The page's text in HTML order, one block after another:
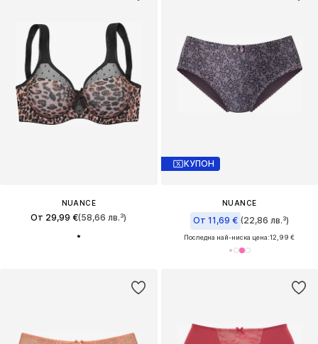
NUANCE
От 29,99 €(58,66 лв.³)
КУПОН
NUANCE
От 11,69 € (22,86 лв.³)
Последна най-ниска цена:12,99 €